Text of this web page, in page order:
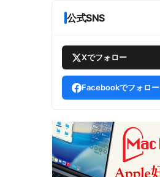
公式SNS
Xでフォロー
Facebookでフォロー